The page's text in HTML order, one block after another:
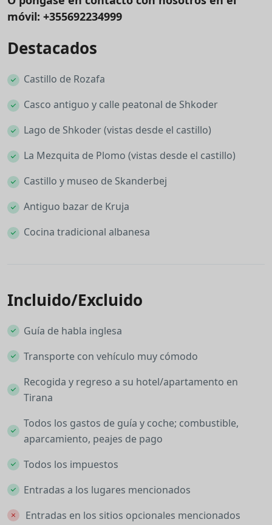
móvil: +355692234999
Destacados
Castillo de Rozafa
Casco antiguo y calle peatonal de Shkoder
Lago de Shkoder (vistas desde el castillo)
La Mezquita de Plomo (vistas desde el castillo)
Castillo y museo de Skanderbej
Antiguo bazar de Kruja
Cocina tradicional albanesa
Incluido/Excluido
Guía de habla inglesa
Transporte con vehículo muy cómodo
Recogida y regreso a su hotel/apartamento en
Tirana
Todos los gastos de guía y coche; combustible,
aparcamiento, peajes de pago
Todos los impuestos
Entradas a los lugares mencionados
Entradas en los sitios opcionales mencionados